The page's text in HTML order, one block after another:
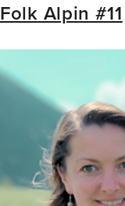
Folk Alpin #11